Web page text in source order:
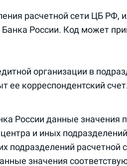
расчетной сети ЦБ РФ,
России. Код может
организации в
ее корреспондентский
России данные значения
и иных
подразделений расчетной
значения